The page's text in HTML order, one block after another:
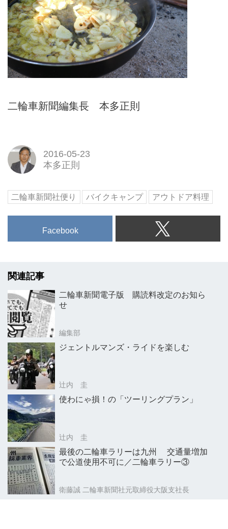
二輪車新聞編集長 本多正則
2016-05-23
本多正則
二輪車新聞社便り バイクキャンプ アウトドア料理
Facebook
関連記事
二輪車新聞電子版 購読料改定のお知ら
せ
編集部
ジェントルマンズ・ライドを楽しむ
辻内 圭
使わにゃ損！の「ツーリングプラン」
辻内 圭
最後の二輪車ラリーは九州 交通量増加
で公道使用不可に／二輪車ラリー③
衛藤誠 二輪車新聞社元取締役大阪支社長